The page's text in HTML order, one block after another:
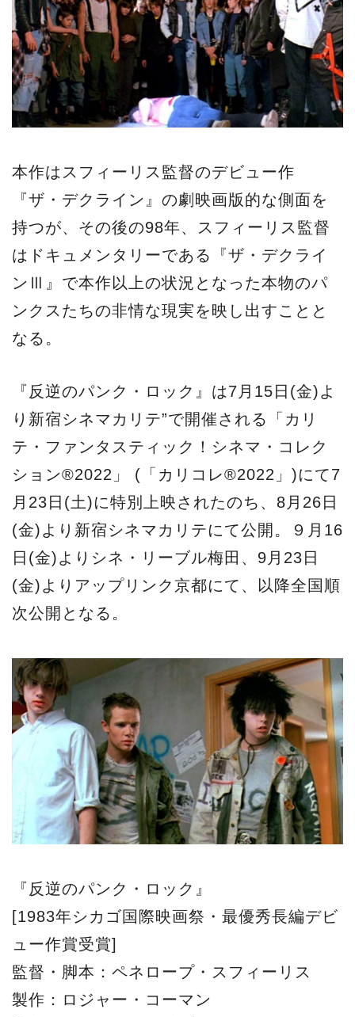
本作はスフィーリス監督のデビュー作
『ザ・デクライン』の劇映画版的な側面を
持つが、その後の98年、スフィーリス監督
はドキュメンタリーである『ザ・デクライ
ンⅢ』で本作以上の状況となった本物のパ
ンクスたちの非情な現実を映し出すことと
なる。
『反逆のパンク・ロック』は7月15日(金)よ
り新宿シネマカリテ”で開催される「カリ
テ・ファンタスティック！シネマ・コレク
ション®2022」 (「カリコレ®2022」)にて7
月23日(土)に特別上映されたのち、8月26日
(金)より新宿シネマカリテにて公開。９月16
日(金)よりシネ・リーブル梅田、9月23日
(金)よりアップリンク京都にて、以降全国順
次公開となる。
『反逆のパンク・ロック』
[1983年シカゴ国際映画祭・最優秀長編デビ
ュー作賞受賞]
監督・脚本：ペネロープ・スフィーリス
製作：ロジャー・コーマン